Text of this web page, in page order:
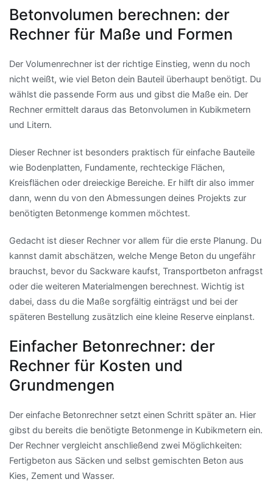
Betonvolumen berechnen: der
Rechner für Maße und Formen
Der Volumenrechner ist der richtige Einstieg, wenn du noch
nicht weißt, wie viel Beton dein Bauteil überhaupt benötigt. Du
wählst die passende Form aus und gibst die Maße ein. Der
Rechner ermittelt daraus das Betonvolumen in Kubikmetern
und Litern.
Dieser Rechner ist besonders praktisch für einfache Bauteile
wie Bodenplatten, Fundamente, rechteckige Flächen,
Kreisflächen oder dreieckige Bereiche. Er hilft dir also immer
dann, wenn du von den Abmessungen deines Projekts zur
benötigten Betonmenge kommen möchtest.
Gedacht ist dieser Rechner vor allem für die erste Planung. Du
kannst damit abschätzen, welche Menge Beton du ungefähr
brauchst, bevor du Sackware kaufst, Transportbeton anfragst
oder die weiteren Materialmengen berechnest. Wichtig ist
dabei, dass du die Maße sorgfältig einträgst und bei der
späteren Bestellung zusätzlich eine kleine Reserve einplanst.
Einfacher Betonrechner: der
Rechner für Kosten und
Grundmengen
Der einfache Betonrechner setzt einen Schritt später an. Hier
gibst du bereits die benötigte Betonmenge in Kubikmetern ein.
Der Rechner vergleicht anschließend zwei Möglichkeiten:
Fertigbeton aus Säcken und selbst gemischten Beton aus
Kies, Zement und Wasser.